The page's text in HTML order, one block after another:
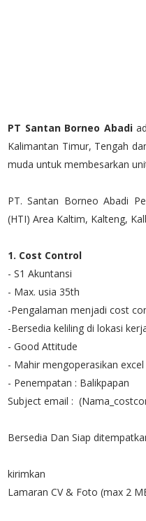
PT Santan Borneo Abadi
Kalimantan Timur, Tengah
muda untuk membesarkan
PT. Santan Borneo Abadi
(HTI) Area Kaltim, Kalteng,
1. Cost Control
- S1 Akuntansi
- Max. usia 35th
-Pengalaman menjadi cost
-Bersedia keliling di lokasi
- Good Attitude
- Mahir mengoperasikan
- Penempatan : Balikpapan
Subject email :
Bersedia Dan Siap
kirimkan
Lamaran CV & Foto (max 2